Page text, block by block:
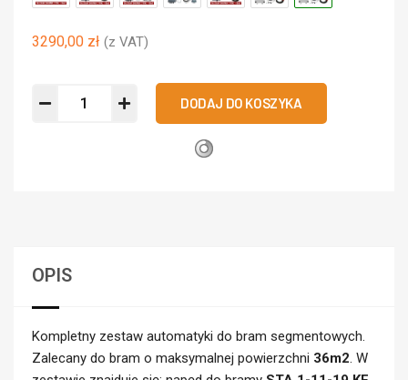
3290,00 zł (z VAT)
DODAJ DO KOSZYKA
30):